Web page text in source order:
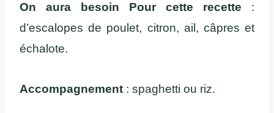
On aura besoin Pour cette recette :
d’escalopes de poulet, citron, ail, câpres et
échalote.
Accompagnement : spaghetti ou riz.